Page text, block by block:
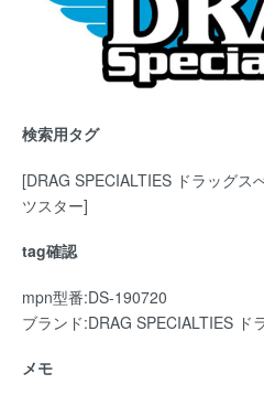
検索用タグ
[DRAG SPECIALTIES ドラッグス
ツスター]
tag確認
mpn型番:DS-190720
ブランド:DRAG SPECIALTIES ド
メモ